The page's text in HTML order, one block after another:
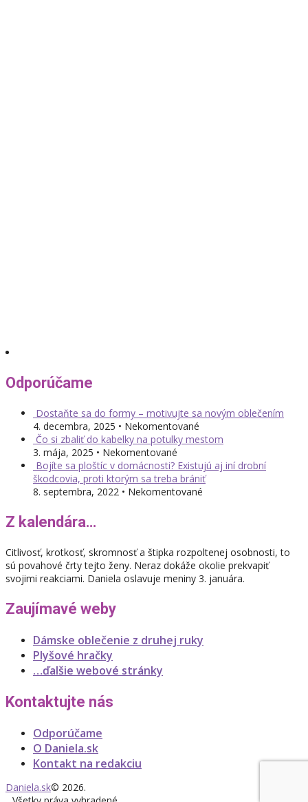
Odporúčame
Dostaňte sa do formy – motivujte sa novým oblečením
4. decembra, 2025 • Nekomentované
Čo si zbaliť do kabelky na potulky mestom
3. mája, 2025 • Nekomentované
Bojíte sa ploštíc v domácnosti? Existujú aj iní drobní
škodcovia, proti ktorým sa treba brániť
8. septembra, 2022 • Nekomentované
Z kalendára…
Citlivosť, krotkosť, skromnosť a štipka rozpoltenej osobnosti, to
sú povahové črty tejto ženy. Neraz dokáže okolie prekvapiť
svojimi reakciami. Daniela oslavuje meniny 3. januára.
Zaujímavé weby
Dámske oblečenie z druhej ruky
Plyšové hračky
…ďalšie webové stránky
Kontaktujte nás
Odporúčame
O Daniela.sk
Kontakt na redakciu
Daniela.sk© 2026.